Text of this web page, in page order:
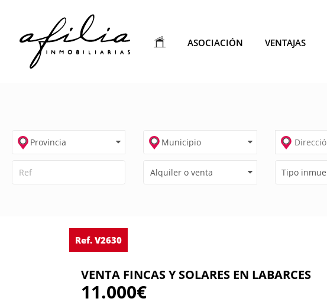
ASOCIACIÓN VENTAJAS
Ref. V2630
VENTA FINCAS Y SOLARES EN LABARCES
11.000€